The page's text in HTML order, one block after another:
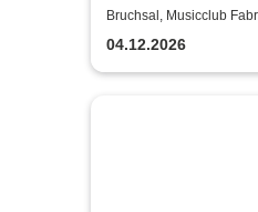
Headbanger
Bruchsal, Musicclub
04.12.2026